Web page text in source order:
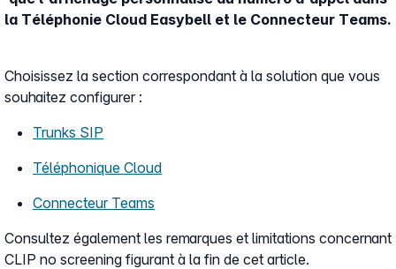
la Téléphonie Cloud Easybell et le Connecteur Teams.
Choisissez la section correspondant à la solution que vous
souhaitez configurer :
Trunks SIP
Téléphonique Cloud
Connecteur Teams
Consultez également les remarques et limitations concernant
CLIP no screening figurant à la fin de cet article.